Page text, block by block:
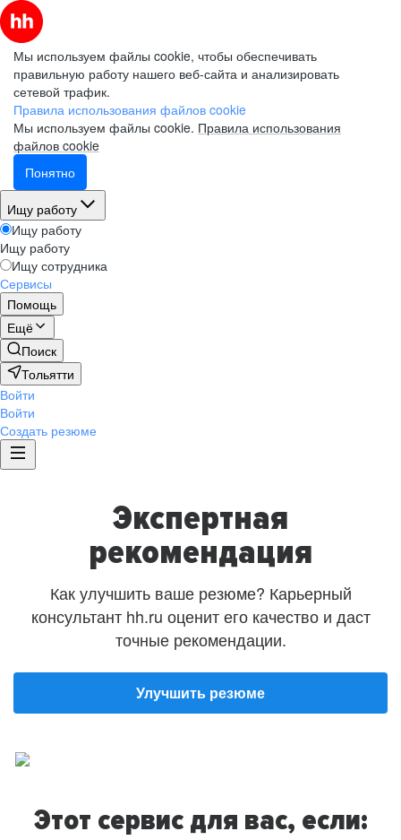
Мы используем файлы cookie, чтобы обеспечивать
правильную работу нашего веб-сайта и анализировать
сетевой трафик.
Правила использования файлов cookie
Мы используем файлы cookie. Правила использования
файлов cookie
Понятно
Ищу работу
Ищу работу
Ищу работу
Ищу сотрудника
Сервисы
Помощь
Ещё
Поиск
Тольятти
Войти
Войти
Создать резюме
Экспертная
рекомендация
Как улучшить ваше резюме? Карьерный
консультант hh.ru оценит его качество и даст
точные рекомендации.
Улучшить резюме
Этот сервис для вас, если: